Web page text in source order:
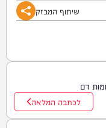
שיתוף המבזק
דם
לכתבה המלאה